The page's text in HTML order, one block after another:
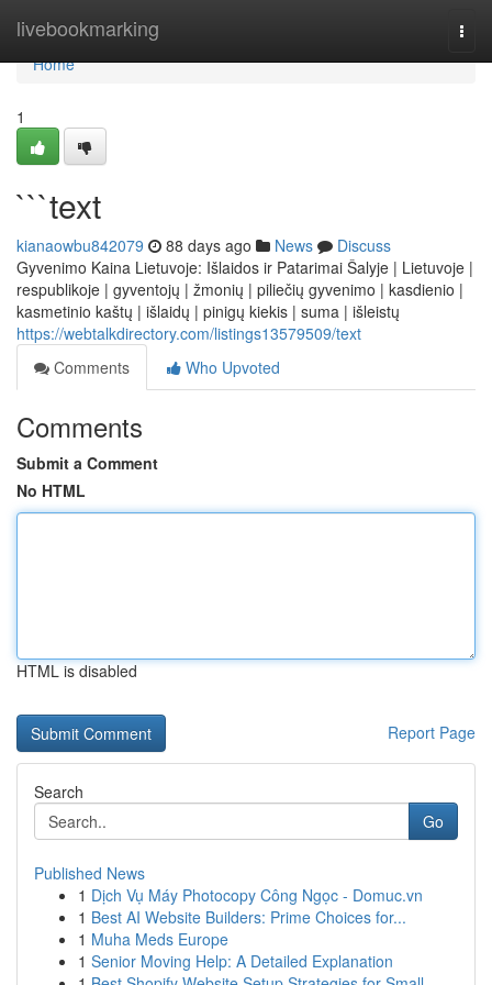
livebookmarking
Home
Home
1
```text
kianaowbu842079 88 days ago News
Discuss
Gyvenimo Kaina Lietuvoje: Išlaidos ir Patarimai Šalyje | Lietuvoje |
respublikoje | gyventojų | žmonių | piliečių gyvenimo | kasdienio |
kasmetinio kaštų | išlaidų | pinigų kiekis | suma | išleistų
https://webtalkdirectory.com/listings13579509/text
Comments
Who Upvoted
Comments
Submit a Comment
No HTML
HTML is disabled
Report Page
Search
Go
Published News
1 Dịch Vụ Máy Photocopy Công Ngọc - Domuc.vn
1 Best AI Website Builders: Prime Choices for...
1 Muha Meds Europe
1 Senior Moving Help: A Detailed Explanation